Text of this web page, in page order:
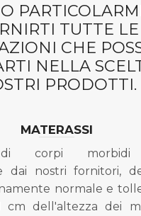
TUTTE LE
CHE
NELLA
PRODOTTI.
MATERASSI
di corpi morbidi
dai nostri fornitori,
normale e
cm dell'altezza dei